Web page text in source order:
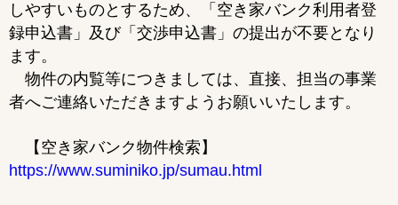
しやすいものとするため、「空き家バンク利用者登
録申込書」及び「交渉申込書」の提出が不要となり
ます。
物件の内覧等につきましては、直接、担当の事業
者へご連絡いただきますようお願いいたします。
【空き家バンク物件検索】
https://www.suminiko.jp/sumau.html